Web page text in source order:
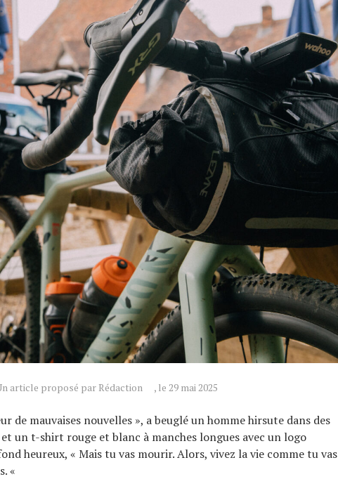
article proposé par Rédaction , le 29 mai 2025
de mauvaises nouvelles », a beuglé un homme hirsute dans des
un t-shirt rouge et blanc à manches longues avec un logo
heureux, « Mais tu vas mourir. Alors, vivez la vie comme tu vas
«